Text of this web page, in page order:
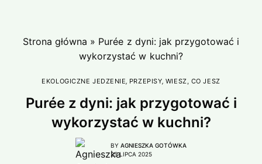
Strona główna » Purée z dyni: jak przygotować i
wykorzystać w kuchni?
EKOLOGICZNE JEDZENIE, PRZEPISY, WIESZ, CO JESZ
Purée z dyni: jak przygotować i
wykorzystać w kuchni?
BY AGNIESZKA GOTÓWKA
25 LIPCA 2025